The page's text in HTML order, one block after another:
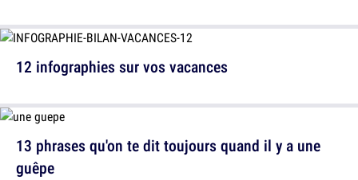
12 infographies sur vos vacances
13 phrases qu'on te dit toujours quand il y a une
guêpe